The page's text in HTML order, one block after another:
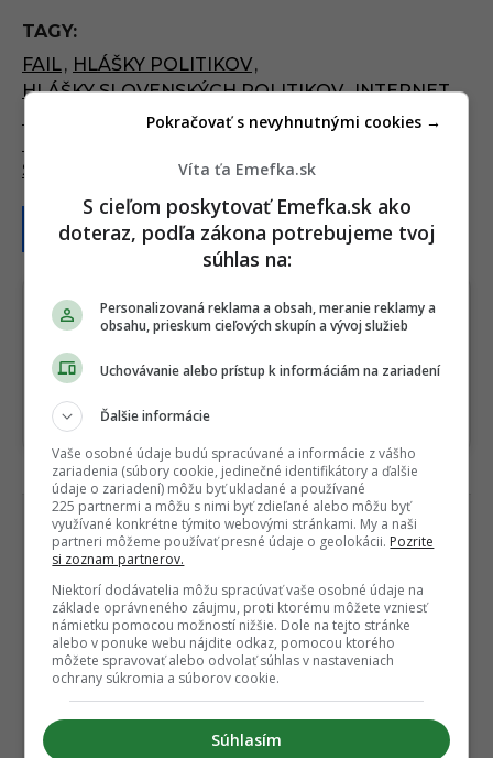
P
a
g
i
a
o
TAGY:
FAIL, HLÁŠKY POLITIKOV,
HLÁŠKY SLOVENSKÝCH POLITIKOV, INTERNET,
POLITICI, POLITIK , POLITIKA
SLOVAK
SLOVENSKÍ POLITICI, SLOVENSKO
Sledujte nás na Google Správy
REKLAMA
Víta ťa Emefka.sk
S cieľom poskytovať Emefka.sk ako
doteraz, podľa zákona potrebujeme tvoj
súhlas na:
Personalizovaná reklama a obsah, meranie reklamy a
obsahu, prieskum cieľových skupín a vývoj služieb
Uchovávanie alebo prístup k informáciám na zariadení
Ďalšie informácie
Vaše osobné údaje budú spracúvané a informácie z vášho
zariadenia (súbory cookie, jedinečné identifikátory a ďalšie
údaje o zariadení) môžu byť ukladané a používané
225 partnermi a môžu s nimi byť zdieľané alebo môžu byť
využívané konkrétne týmito webovými stránkami. My a naši
partneri môžeme používať presné údaje o geolokácii. Pozrite
si zoznam partnerov.
Niektorí dodávatelia môžu spracúvať vaše osobné údaje na
základe oprávneného záujmu, proti ktorému môžete vzniesť
námietku pomocou možností nižšie. Dole na tejto stránke
alebo v ponuke webu nájdite odkaz, pomocou ktorého
môžete spravovať alebo odvolať súhlas v nastaveniach
ochrany súkromia a súborov cookie.
Súhlasím
Pokračovať s nevyhnutnými cookies →